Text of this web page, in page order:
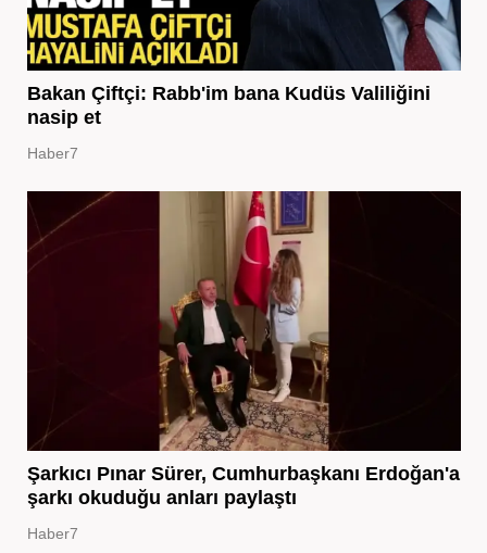
Bakan Çiftçi: Rabb'im bana Kudüs Valiliğini
nasip et
Haber7
Şarkıcı Pınar Sürer, Cumhurbaşkanı Erdoğan'a
şarkı okuduğu anları paylaştı
Haber7